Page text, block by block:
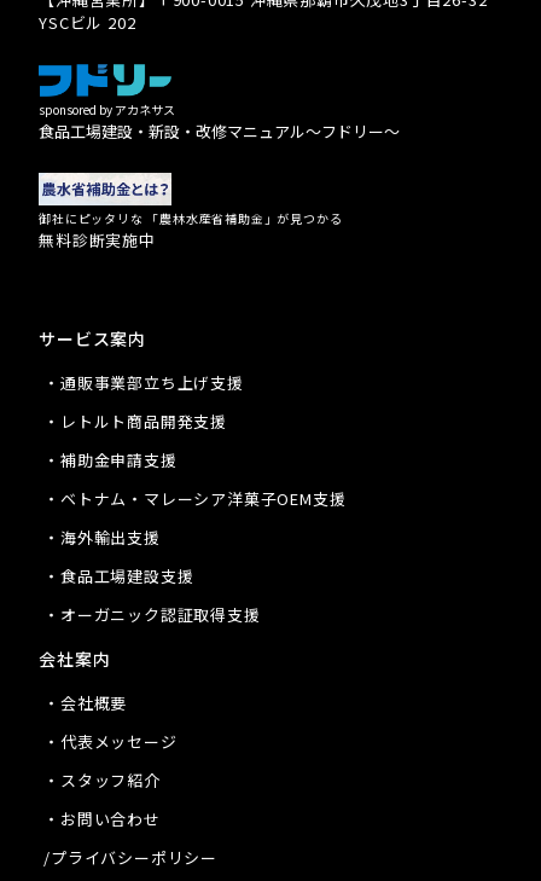
YSCビル 202
sponsored by アカネサス
食品工場建設・新設・改修マニュアル〜フドリー〜
御社にピッタリな 「農林水産省補助金」が見つかる
無料診断実施中
サービス案内
・通販事業部立ち上げ支援
・レトルト商品開発支援
・補助金申請支援
・ベトナム・マレーシア洋菓子OEM支援
・海外輸出支援
・食品工場建設支援
・オーガニック認証取得支援
会社案内
・会社概要
・代表メッセージ
・スタッフ紹介
・お問い合わせ
/プライバシーポリシー